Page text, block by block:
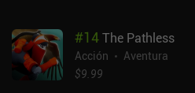
#14The Pathless
Acción
Aventura
$9.99